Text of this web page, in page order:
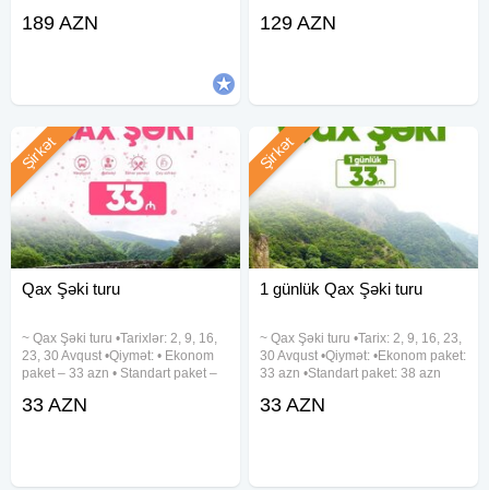
komfortu və əyləncə dolu səyahət!
189 AZN
19-20, 22-23, 26-27, 29-30 Avqust
129 AZN
Qax Şəki turu
~ Qax Şəki turu •Tarixlər: 2, 9, 16,
23, 30 Avqust •Qiymət: • Ekonom
paket – 33 azn • Standart paket –
✓Qiymətə daxildir: • Komfortlu
Şirkət
33 AZN
1 günlük Qax Şəki turu
~ Qax Şəki turu •Tarix: 2, 9, 16, 23,
30 Avqust •Qiymət: •Ekonom paket:
33 azn •Standart paket: 38 azn
xidməti •Ekskursiyalar •Çay süfrəsi
Şirkət
33 AZN